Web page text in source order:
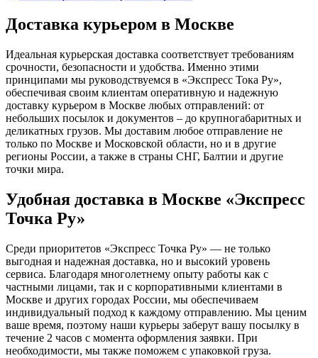
Доставка курьером в Москве
Идеальная курьерская доставка соответствует требованиям
срочности, безопасности и удобства. Именно этими
принципами мы руководствуемся в «Экспресс Тока Ру»,
обеспечивая своим клиентам оперативную и надежную
доставку курьером в Москве любых отправлений: от
небольших посылок и документов – до крупногабаритных и
деликатных грузов. Мы доставим любое отправление не
только по Москве и Московской области, но и в другие
регионы России, а также в страны СНГ, Балтии и другие
точки мира.
Удобная доставка в Москве «Экспресс
Точка Ру»
Среди приоритетов «Экспресс Точка Ру» — не только
выгодная и надежная доставка, но и высокий уровень
сервиса. Благодаря многолетнему опыту работы как с
частными лицами, так и с корпоративными клиентами в
Москве и других городах России, мы обеспечиваем
индивидуальный подход к каждому отправлению. Мы ценим
ваше время, поэтому наши курьеры заберут вашу посылку в
течение 2 часов с момента оформления заявки. При
необходимости, мы также поможем с упаковкой груза.